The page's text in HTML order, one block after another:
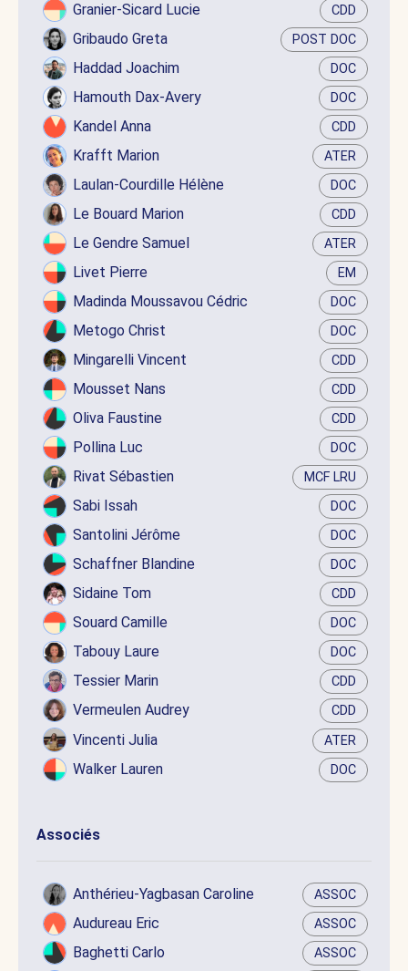
Granier-Sicard Lucie CDD
Gribaudo Greta POST DOC
Haddad Joachim DOC
Hamouth Dax-Avery DOC
Kandel Anna CDD
Krafft Marion ATER
Laulan-Courdille Hélène DOC
Le Bouard Marion CDD
Le Gendre Samuel ATER
Livet Pierre EM
Madinda Moussavou Cédric DOC
Metogo Christ DOC
Mingarelli Vincent CDD
Mousset Nans CDD
Oliva Faustine CDD
Pollina Luc DOC
Rivat Sébastien MCF LRU
Sabi Issah DOC
Santolini Jérôme DOC
Schaffner Blandine DOC
Sidaine Tom CDD
Souard Camille DOC
Tabouy Laure DOC
Tessier Marin CDD
Vermeulen Audrey CDD
Vincenti Julia ATER
Walker Lauren DOC
Associés
Anthérieu-Yagbasan Caroline ASSOC
Audureau Eric ASSOC
Baghetti Carlo ASSOC